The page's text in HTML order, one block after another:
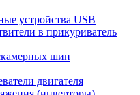
устройства USB
в прикуриватель
шин
двигателя